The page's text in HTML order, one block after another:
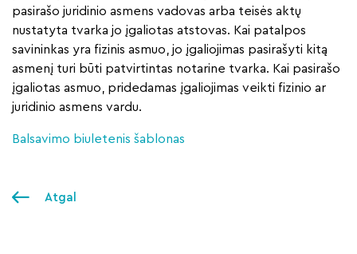
pasirašo juridinio asmens vadovas arba teisės aktų
nustatyta tvarka jo įgaliotas atstovas. Kai patalpos
savininkas yra fizinis asmuo, jo įgaliojimas pasirašyti kitą
asmenį turi būti patvirtintas notarine tvarka. Kai pasirašo
įgaliotas asmuo, pridedamas įgaliojimas veikti fizinio ar
juridinio asmens vardu.
Balsavimo biuletenis šablonas
Atgal